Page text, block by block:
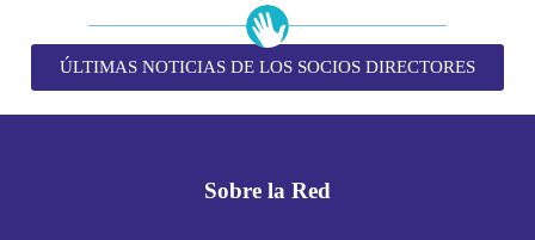
ÚLTIMAS NOTICIAS DE LOS SOCIOS DIRECTORES
Sobre la Red